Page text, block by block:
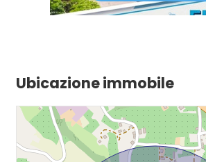
Ubicazione immobile